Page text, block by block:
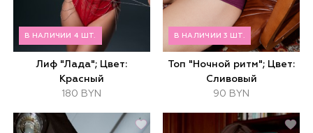
В НАЛИЧИИ 4 ШТ.
Лиф "Лада"; Цвет:
Красный
180 BYN
В НАЛИЧИИ 3 ШТ.
Топ "Ночной ритм"; Цвет:
Сливовый
90 BYN